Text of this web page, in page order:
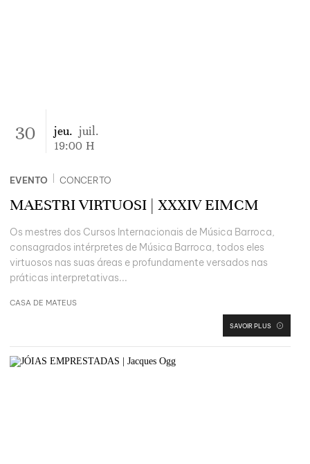
30 jeu. juil.
19:00 H
EVENTO | CONCERTO
MAESTRI VIRTUOSI | XXXIV EIMCM
Os mestres dos Cursos Internacionais de Música Barroca,
consagrados intérpretes de Música Barroca, todos eles
virtuosos nas suas áreas e profundamente versados nas
práticas interpretativas...
CASA DE MATEUS
SAVOIR PLUS